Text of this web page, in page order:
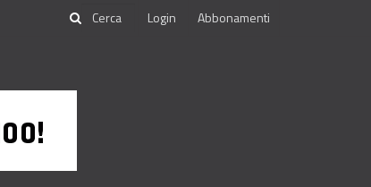
Login Abbonamenti